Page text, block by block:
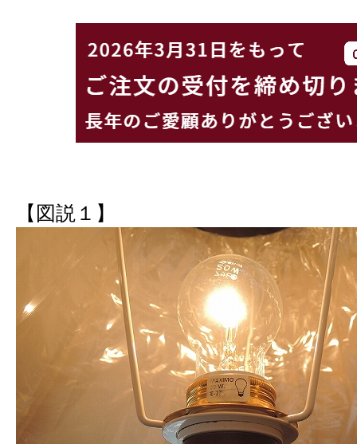
【図説１】